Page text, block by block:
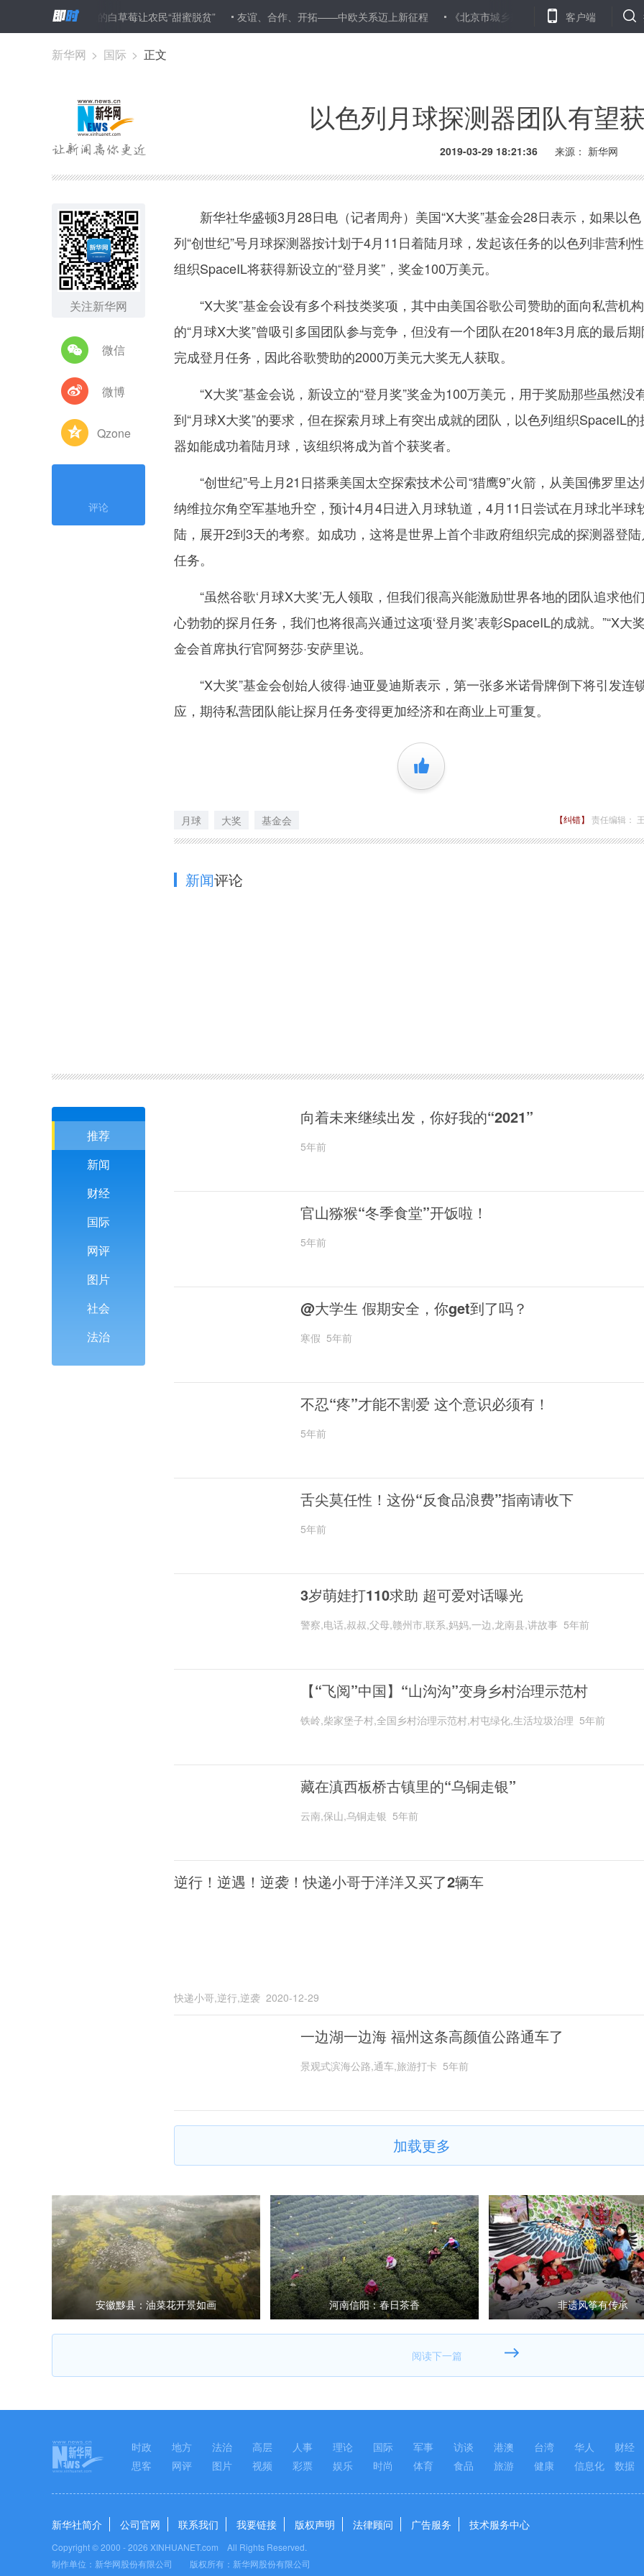
黑土地上的白草莓让农民“甜蜜脱贫” 友谊、合作、开拓——中欧关系迈上新征程 《北京市城乡规划条例》修订通过 违法建设不得享
客户端
新华网 > 国际 > 正文
以色列月球探测器团队有望
2019-03-29 18:21:36 来源： 新华网
关注新华网
微信
微博
Qzone
评论
新华社华盛顿3月28日电（记者周舟）美国“X大奖”基金会28日表示，如果以色
列“创世纪”号月球探测器按计划于4月11日着陆月球，发起该任务的以色列非营利
组织SpaceIL将获得新设立的“登月奖”，奖金100万美元。
“X大奖”基金会设有多个科技类奖项，其中由美国谷歌公司赞助的面向私营机构
的“月球X大奖”曾吸引多国团队参与竞争，但没有一个团队在2018年3月底的最后
完成登月任务，因此谷歌赞助的2000万美元大奖无人获取。
“X大奖”基金会说，新设立的“登月奖”奖金为100万美元，用于奖励那些虽然没
到“月球X大奖”的要求，但在探索月球上有突出成就的团队，以色列组织SpaceIL的
器如能成功着陆月球，该组织将成为首个获奖者。
“创世纪”号上月21日搭乘美国太空探索技术公司“猎鹰9”火箭，从美国佛罗里达
纳维拉尔角空军基地升空，预计4月4日进入月球轨道，4月11日尝试在月球北半球
陆，展开2到3天的考察。如成功，这将是世界上首个非政府组织完成的探测器登
任务。
“虽然谷歌‘月球X大奖’无人领取，但我们很高兴能激励世界各地的团队追求他
心勃勃的探月任务，我们也将很高兴通过这项‘登月奖’表彰SpaceIL的成就。”“X大
金会首席执行官阿努莎·安萨里说。
“X大奖”基金会创始人彼得·迪亚曼迪斯表示，第一张多米诺骨牌倒下将引发连
应，期待私营团队能让探月任务变得更加经济和在商业上可重复。
+1
月球 大奖 基金会 【纠错】 责任编辑：
新闻评论
推荐
新闻
财经
国际
网评
图片
社会
法治
向着未来继续出发，你好我的“2021”
5年前
官山猕猴“冬季食堂”开饭啦！
5年前
@大学生 假期安全，你get到了吗？
寒假 5年前
不忍“疼”才能不割爱 这个意识必须有！
5年前
舌尖莫任性！这份“反食品浪费”指南请收下
5年前
3岁萌娃打110求助 超可爱对话曝光
警察,电话,叔叔,父母,赣州市,联系,妈妈,一边,龙南县,讲故事 5年前
【“飞阅”中国】“山沟沟”变身乡村治理示范村
铁岭,柴家堡子村,全国乡村治理示范村,村屯绿化,生活垃圾治理 5年前
藏在滇西板桥古镇里的“乌铜走银”
云南,保山,乌铜走银 5年前
逆行！逆遇！逆袭！快递小哥于洋洋又买了2辆车
快递小哥,逆行,逆袭 2020-12-29
一边湖一边海 福州这条高颜值公路通车了
景观式滨海公路,通车,旅游打卡 5年前
加载更多
安徽黟县：油菜花开景如画 河南信阳：春日茶香 非遗风筝有传承
时政 地方 法治 高层 人事 理论 国际 军事 访谈 港澳 台湾 华人 财经
思客
网评 图片 视频 彩票 娱乐 时尚 体育 食品 旅游 健康 信息化 数据
新华社简介 公司官网 联系我们 我要链接 版权声明 法律顾问 广告服务 技术服务中心
Copyright © 2000 -2026 XINHUANET.com All Rights Reserved.
制作单位：新华网股份有限公司 版权所有：新华网股份有限公司